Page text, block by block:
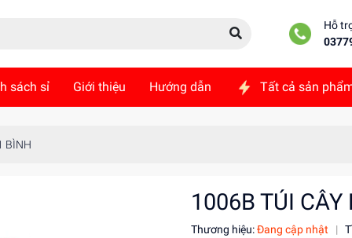
Hỗ
sách sỉ Giới thiệu Hướng dẫn Tất cả sản
BÌNH
1006B TÚI
Thương hiệu:Đang cập nhật |